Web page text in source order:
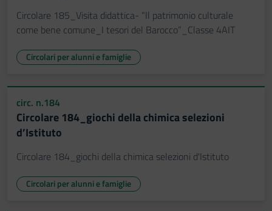
Circolare 185_Visita didattica- “Il patrimonio culturale
come bene comune_I tesori del Barocco”_Classe 4AIT
Circolari per alunni e famiglie
circ. n.184
Circolare 184_giochi della chimica selezioni
d’Istituto
Circolare 184_giochi della chimica selezioni d'Istituto
Circolari per alunni e famiglie